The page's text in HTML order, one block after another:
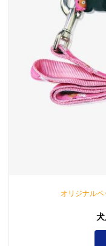
オリジナル